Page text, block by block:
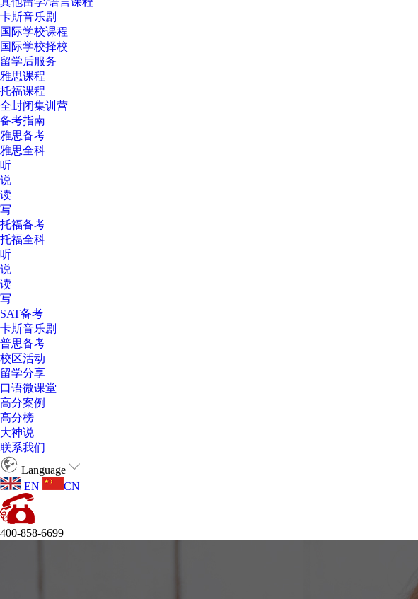
卡斯音乐剧
国际学校课程
国际学校择校
留学后服务
雅思课程
托福课程
全封闭集训营
备考指南
雅思备考
雅思全科
听
说
读
写
托福备考
托福全科
听
说
读
写
SAT备考
卡斯音乐剧
普思备考
校区活动
留学分享
口语微课堂
高分案例
高分榜
大神说
联系我们
Language
EN
CN
400-858-6699